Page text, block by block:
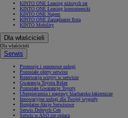
KINTO ONE Leasing niższych rat
KINTO ONE Leasing konsumencki
KINTO ONE Najem
KINTO ONE Zarządzanie flotą
KINTO Mobility
Dla właścicieli
Dla właścicieli
Serwis
Promocje i sezonowe usługi
Pozostałe oferty serwisu
Rezerwacja wizyty w serwisie
Gwarancja Toyota Relax
Pozostałe Gwarancje Toyoty
Ubezpieczenia i naprawy blacharsko-lakiernicze
Innowacyjne usługi dla Twojej wygody
Bezpłatne Akcje Serwisowe
Serwis Dobrych Cen
Serwis w ASO się opłaca